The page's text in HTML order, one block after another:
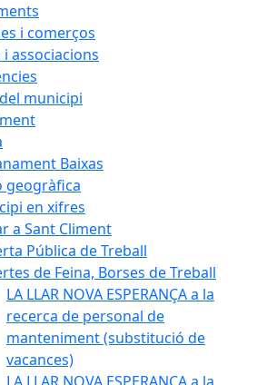
i comerços
associacions
municipi
Baixas
geogràfica
en xifres
a Sant Climent
Pública de Treball
de Feina, Borses de Treball
LA LLAR NOVA ESPERANÇA a la
recerca de personal de
manteniment (substitució de
vacances)